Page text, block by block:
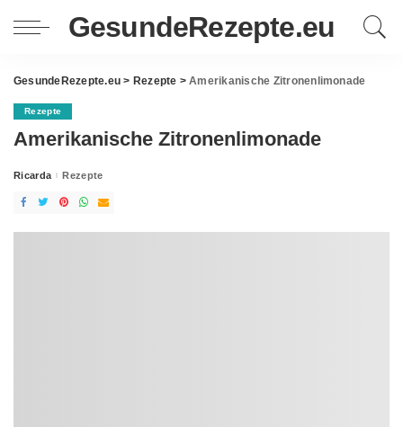
GesundeRezepte.eu
GesundeRezepte.eu > Rezepte >Amerikanische Zitronenlimonade
Rezepte
Amerikanische Zitronenlimonade
Posted
Ricarda Rezepte